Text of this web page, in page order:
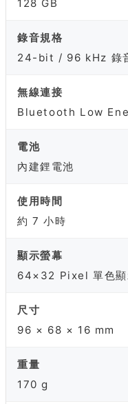
128 GB
錄音規格
24-bit / 96 kHz 錄
無線連接
Bluetooth Low
電池
內建鋰電池
使用時間
約 7 小時
顯示螢幕
64×32 Pixel 單色顯
尺寸
96 × 68 × 16 mm
重量
170 g